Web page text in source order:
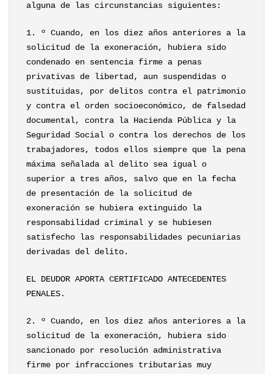
alguna de las circunstancias siguientes:
1. º Cuando, en los diez años anteriores a la
solicitud de la exoneración, hubiera sido
condenado en sentencia firme a penas
privativas de libertad, aun suspendidas o
sustituidas, por delitos contra el patrimonio
y contra el orden socioeconómico, de falsedad
documental, contra la Hacienda Pública y la
Seguridad Social o contra los derechos de los
trabajadores, todos ellos siempre que la pena
máxima señalada al delito sea igual o
superior a tres años, salvo que en la fecha
de presentación de la solicitud de
exoneración se hubiera extinguido la
responsabilidad criminal y se hubiesen
satisfecho las responsabilidades pecuniarias
derivadas del delito.
EL DEUDOR APORTA CERTIFICADO ANTECEDENTES
PENALES.
2. º Cuando, en los diez años anteriores a la
solicitud de la exoneración, hubiera sido
sancionado por resolución administrativa
firme por infracciones tributarias muy